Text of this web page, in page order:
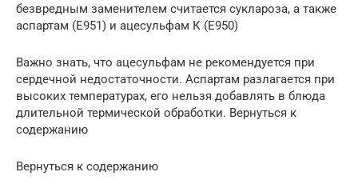
безвредным заменителем считается суклароза, а также
аспартам (Е951) и ацесульфам К (Е950)
Важно знать, что ацесульфам не рекомендуется при
сердечной недостаточности. Аспартам разлагается при
высоких температурах, его нельзя добавлять в блюда
длительной термической обработки. Вернуться к
содержанию
Вернуться к содержанию